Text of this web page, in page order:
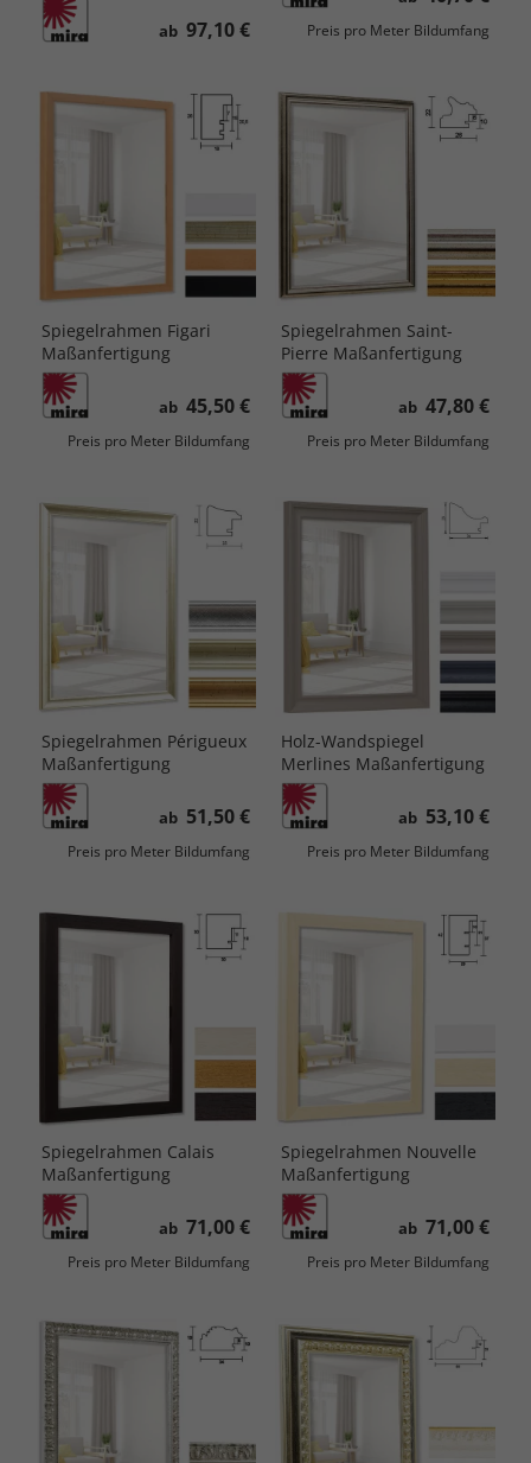
ab 97,10 € Preis pro Meter Bildumfang
Spiegelrahmen Figari
Maßanfertigung
ab 45,50 €
Preis pro Meter Bildumfang
Spiegelrahmen Saint-
Pierre Maßanfertigung
ab 47,80 €
Preis pro Meter Bildumfang
Spiegelrahmen Périgueux
Maßanfertigung
ab 51,50 €
Preis pro Meter Bildumfang
Holz-Wandspiegel
Merlines Maßanfertigung
ab 53,10 €
Preis pro Meter Bildumfang
Spiegelrahmen Calais
Maßanfertigung
ab 71,00 €
Preis pro Meter Bildumfang
Spiegelrahmen Nouvelle
Maßanfertigung
ab 71,00 €
Preis pro Meter Bildumfang